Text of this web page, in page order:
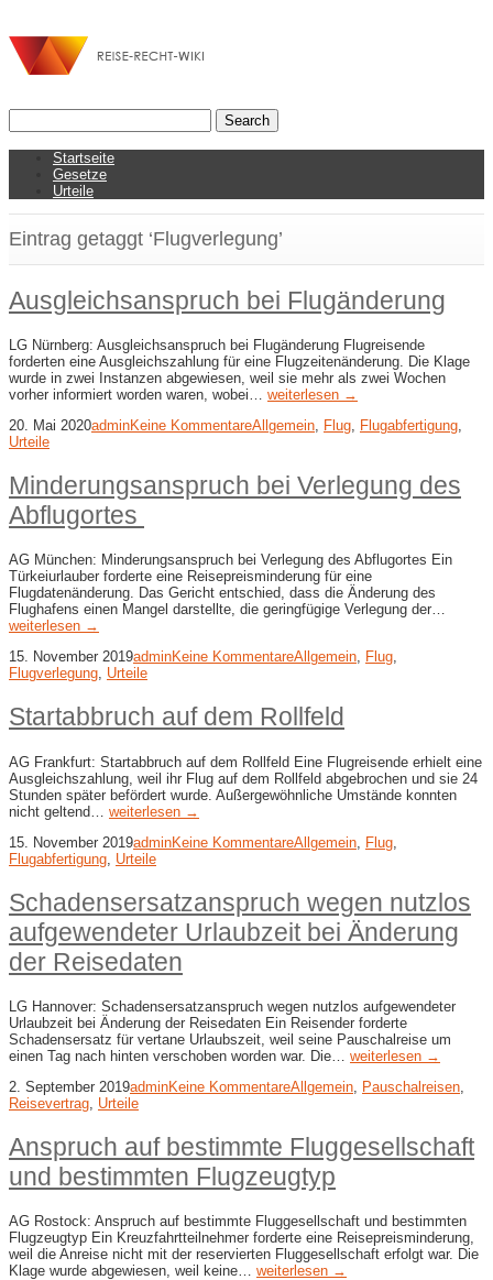
Startseite
Gesetze
Urteile
Eintrag getaggt ‘Flugverlegung’
Ausgleichsanspruch bei Flugänderung
LG Nürnberg: Ausgleichsanspruch bei Flugänderung Flugreisende
forderten eine Ausgleichszahlung für eine Flugzeitenänderung. Die Klage
wurde in zwei Instanzen abgewiesen, weil sie mehr als zwei Wochen
vorher informiert worden waren, wobei… weiterlesen →
20. Mai 2020adminKeine KommentareAllgemein, Flug, Flugabfertigung,
Urteile
Minderungsanspruch bei Verlegung des
Abflugortes
AG München: Minderungsanspruch bei Verlegung des Abflugortes Ein
Türkeiurlauber forderte eine Reisepreisminderung für eine
Flugdatenänderung. Das Gericht entschied, dass die Änderung des
Flughafens einen Mangel darstellte, die geringfügige Verlegung der…
weiterlesen →
15. November 2019adminKeine KommentareAllgemein, Flug,
Flugverlegung, Urteile
Startabbruch auf dem Rollfeld
AG Frankfurt: Startabbruch auf dem Rollfeld Eine Flugreisende erhielt eine
Ausgleichszahlung, weil ihr Flug auf dem Rollfeld abgebrochen und sie 24
Stunden später befördert wurde. Außergewöhnliche Umstände konnten
nicht geltend… weiterlesen →
15. November 2019adminKeine KommentareAllgemein Flug
Flugabfertigung Urteile
Schadensersatzanspruch wegen nutzlos
aufgewendeter Urlaubzeit bei Änderung
der Reisedaten
LG Hannover: Schadensersatzanspruch wegen nutzlos aufgewendeter
Urlaubzeit bei Änderung der Reisedaten Ein Reisender forderte
Schadensersatz für vertane Urlaubszeit, weil seine Pauschalreise um
einen Tag nach hinten verschoben worden war. Die… weiterlesen →
2. September 2019adminKeine KommentareAllgemein Pauschalreisen
Reisevertrag Urteile
Anspruch auf bestimmte Fluggesellschaft
und bestimmten Flugzeugtyp
AG Rostock: Anspruch auf bestimmte Fluggesellschaft und bestimmten
Flugzeugtyp Ein Kreuzfahrtteilnehmer forderte eine Reisepreisminderung,
weil die Anreise nicht mit der reservierten Fluggesellschaft erfolgt war. Die
Klage wurde abgewiesen, weil keine… weiterlesen →